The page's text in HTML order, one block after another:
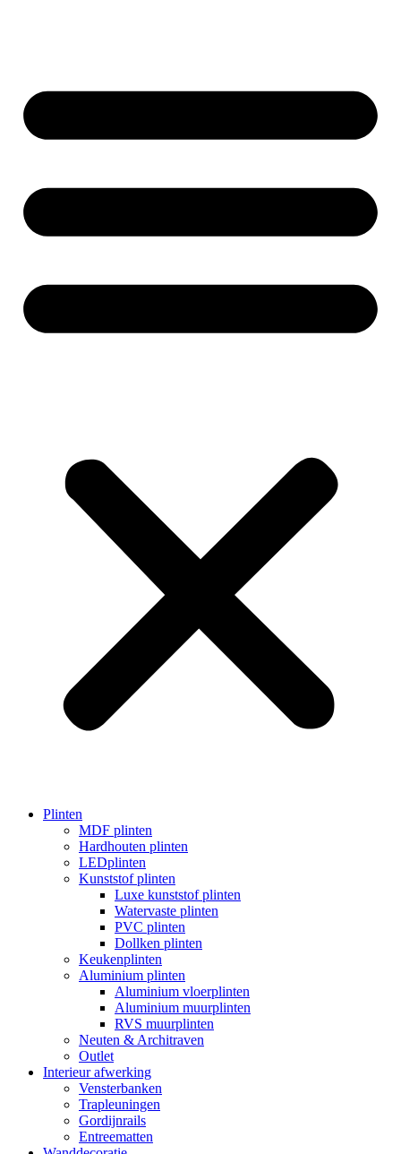
Plinten
MDF plinten
Hardhouten plinten
LEDplinten
Kunststof plinten
Luxe kunststof plinten
Watervaste plinten
PVC plinten
Dollken plinten
Keukenplinten
Aluminium plinten
Aluminium vloerplinten
Aluminium muurplinten
RVS muurplinten
Neuten & Architraven
Outlet
Interieur afwerking
Vensterbanken
Trapleuningen
Gordijnrails
Entreematten